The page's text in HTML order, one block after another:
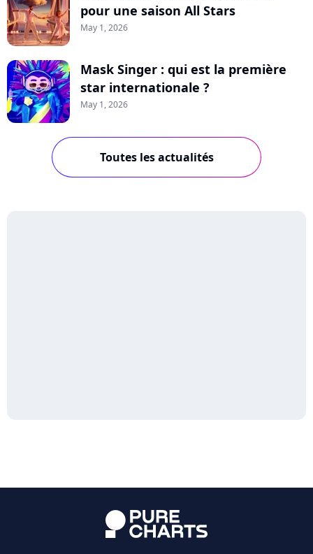
pour une saison All Stars
May 1, 2026
Mask Singer : qui est la première
star internationale ?
May 1, 2026
Toutes les actualités